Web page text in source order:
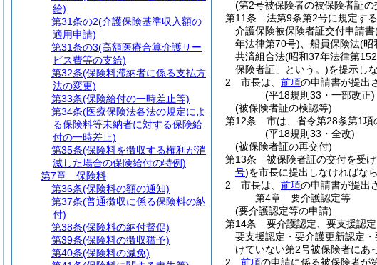
(第2号被保険者の被保険者証の
第11条
法第9条第2号に規定す
介護保険被保険者証交付申請書
年法律第70号) 、船員保険法(昭
共済組合法(昭和37年法律第
保険者証」という。)を提示し
2
市長は、 前項の申請書が提出
(平18規則33・一部改正)
(被保険者証の検認等)
第12条
市は、省令第28条第1項
(平18規則33・全改)
(被保険者証の再交付)
第13条
被保険者証の交付を受
号)を市長に提出しなければなら
2
市長は、 前項の申請書が提出
第4章
要介護認定等
(要介護認定等の申請)
第14条
要介護認定、要支援認
要支援認定・要介護更新認定
けていない第2号被保険者にあ
2
前項の申請に係る被保険者が
給)
第31条の2(介護保険基準収入額の
適用申請)
第31条の3(高額医療合算介護サー
ビス費等の支給)
第32条(保険料滞納者に係る支払方
法の変更)
第33条(保険給付の一時差止等)
第34条(医療保険法各法の規定によ
る保険料等未納者に対する保険給
付の一時差止)
第35条(保険料を徴収する権利が消
滅した場合の保険給付の特例)
第7章
保険料
第36条(保険料の額の通知)
第37条(普通徴収に係る保険料の納
付)
第38条(保険料の納付督促)
第39条(保険料の徴収猶予)
第40条(保険料の減免)